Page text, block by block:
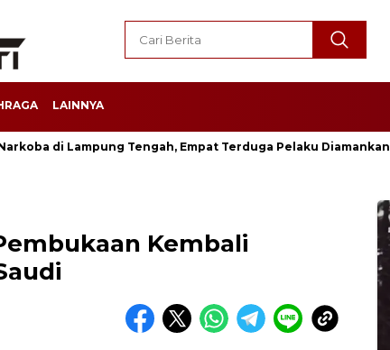
LAINNYA
di Lampung Tengah, Empat Terduga Pelaku Diamankan
Kembali